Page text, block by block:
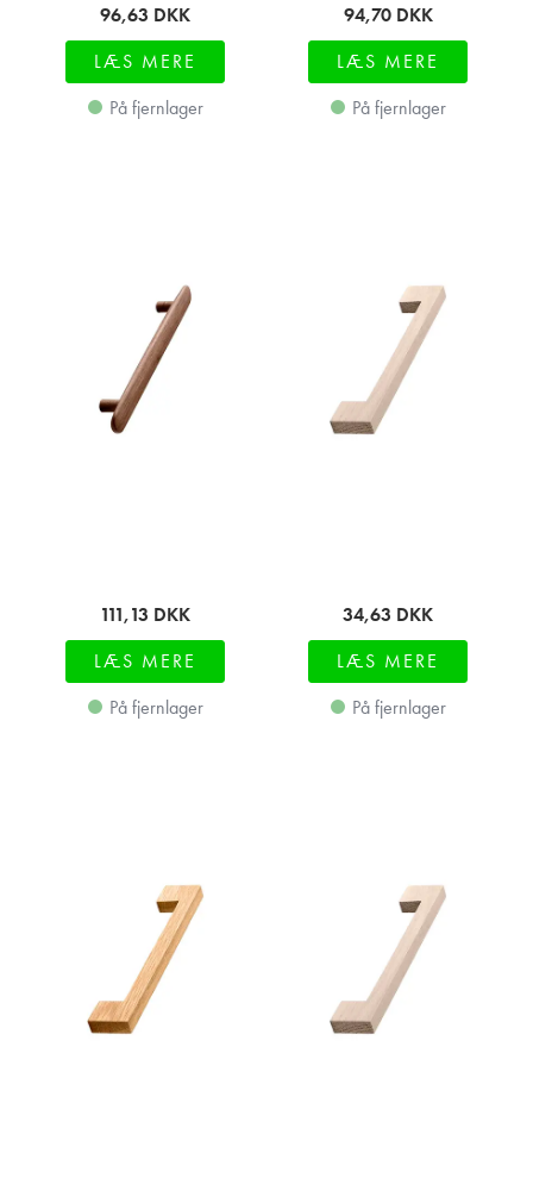
96,63 DKK
LÆS MERE
På fjernlager
94,70 DKK
LÆS MERE
På fjernlager
111,13 DKK
LÆS MERE
På fjernlager
34,63 DKK
LÆS MERE
På fjernlager